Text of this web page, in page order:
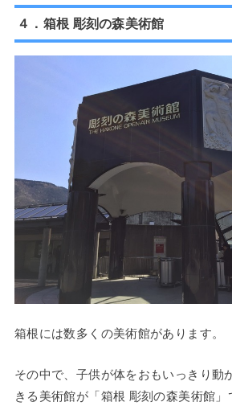
４．箱根 彫刻の森美術館
箱根には数多くの美術館があります。
その中で、子供が体をおもいっきり動
きる美術館が「箱根 彫刻の森美術館」